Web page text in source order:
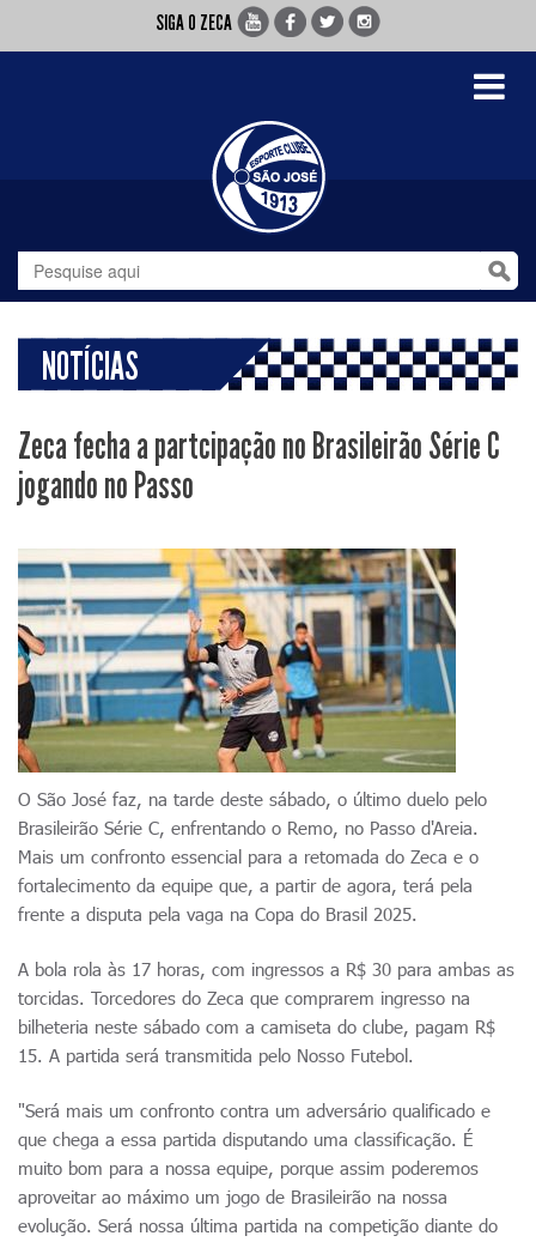
SIGA O ZECA
Toggle
NOTÍCIAS
Zeca fecha a partcipação no Brasileirão Série C
jogando no Passo
O São José faz, na tarde deste sábado, o último duelo pelo
Brasileirão Série C, enfrentando o Remo, no Passo d'Areia.
Mais um confronto essencial para a retomada do Zeca e o
fortalecimento da equipe que, a partir de agora, terá pela
frente a disputa pela vaga na Copa do Brasil 2025.
A bola rola às 17 horas, com ingressos a R$ 30 para ambas as
torcidas. Torcedores do Zeca que comprarem ingresso na
bilheteria neste sábado com a camiseta do clube, pagam R$
15. A partida será transmitida pelo Nosso Futebol.
"Será mais um confronto contra um adversário qualificado e
que chega a essa partida disputando uma classificação. É
muito bom para a nossa equipe, porque assim poderemos
aproveitar ao máximo um jogo de Brasileirão na nossa
evolução. Será nossa última partida na competição diante do